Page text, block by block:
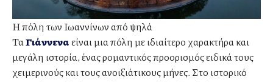
Η πόλη των Ιωαννίνων από ψηλά
ΤαΓιάννεναείναι μια πόλη με ιδιαίτερο χαρακτήρα και
μεγάλη ιστορία, ένας ρομαντικός προορισμός ειδικά τους
χειμερινούς και τους ανοιξιάτικους μήνες. Στο ιστορικό